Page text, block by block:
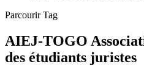
Parcourir Tag
AIEJ-TOGO
des étudiants juristes